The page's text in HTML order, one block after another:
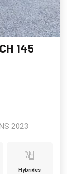
145
2023
Hybrides